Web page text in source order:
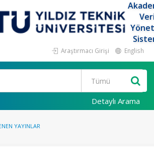
Araştırmacı Girişi English
Detaylı Arama
YAYINLAR